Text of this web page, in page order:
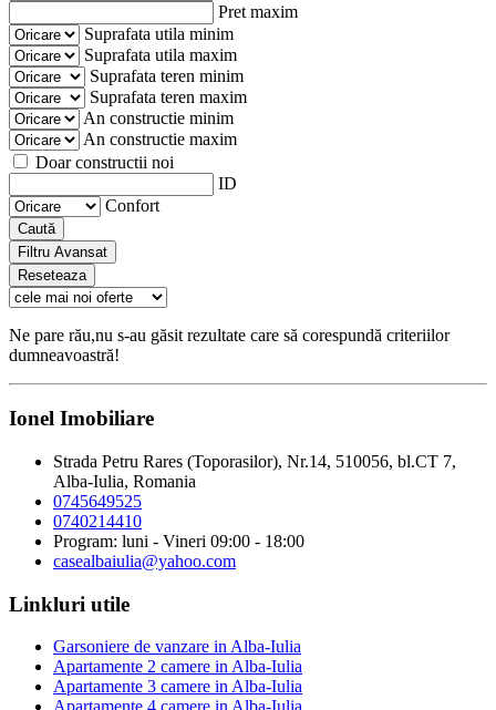
Pret maxim
Suprafata utila minim
Suprafata utila maxim
Suprafata teren minim
Suprafata teren maxim
An constructie minim
An constructie maxim
Doar constructii noi
ID
Confort
Caută
Filtru Avansat
Reseteaza
Ne pare rău,nu s-au găsit rezultate care să corespundă criteriilor
dumneavoastră!
Ionel Imobiliare
Strada Petru Rares (Toporasilor), Nr.14, 510056, bl.CT 7,
Alba-Iulia, Romania
0745649525
0740214410
Program: luni - Vineri 09:00 - 18:00
casealbaiulia@yahoo.com
Linkluri utile
Garsoniere de vanzare in Alba-Iulia
Apartamente 2 camere in Alba-Iulia
Apartamente 3 camere in Alba-Iulia